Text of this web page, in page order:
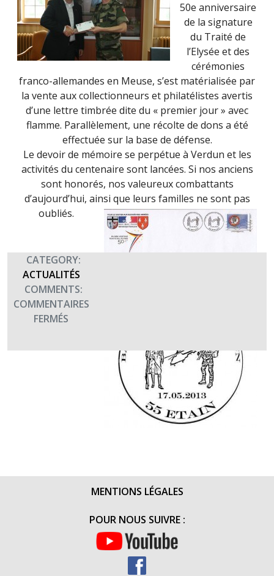
50e anniversaire
de la signature
du Traité de
l’Elysée et des
cérémonies
franco-allemandes en Meuse, s’est matérialisée par
la vente aux collectionneurs et philatélistes avertis
d’une lettre timbrée dite du « premier jour » avec
flamme. Parallèlement, une récolte de dons a été
effectuée sur la base de défense.
Le devoir de mémoire se perpétue à Verdun et les
activités du centenaire sont lancées. Si nos anciens
sont honorés, nos valeureux combattants
d’aujourd’hui, ainsi que leurs familles ne sont pas
oubliés.
CATEGORY:
ACTUALITÉS
COMMENTS:
COMMENTAIRES
FERMÉS
BDD
MENTIONS LÉGALES
POUR NOUS SUIVRE :